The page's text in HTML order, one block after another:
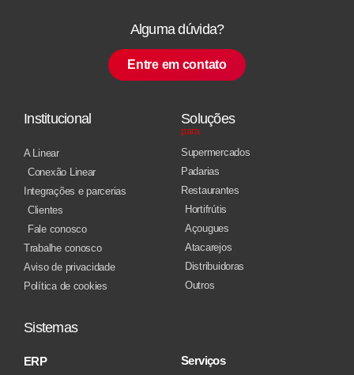
Alguma dúvida?
Entre em contato
Institucional
A Linear
Conexão Linear
Integrações e parcerias
Clientes
Fale conosco
Trabalhe conosco
Aviso de privacidade
Política de cookies
Soluções
para
Supermercados
Padarias
Restaurantes
Hortifrútis
Açougues
Atacarejos
Distribuidoras
Outros
Sistemas
ERP Serviços